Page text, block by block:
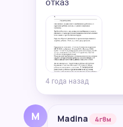
отказ
4 года назад
M Madina 4г8м